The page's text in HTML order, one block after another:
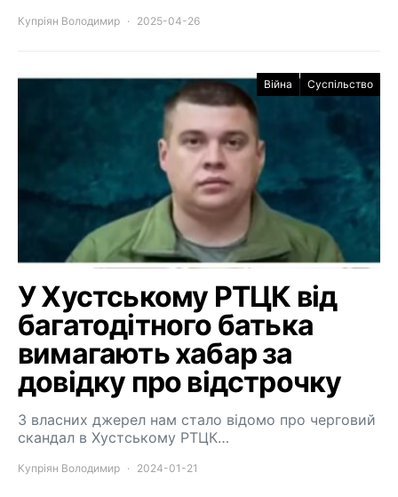
Купріян Володимир 2025-04-26
Війна Суспільство
У Хустському РТЦК від
багатодітного батька
вимагають хабар за
довідку про відстрочку
З власних джерел нам стало відомо про черговий
скандал в Хустському РТЦК…
Купріян Володимир 2024-01-21